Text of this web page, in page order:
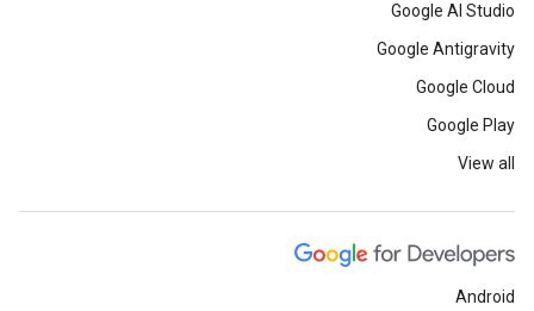
Google AI Studio
Google Antigravity
Google Cloud
Google Play
View all
Android